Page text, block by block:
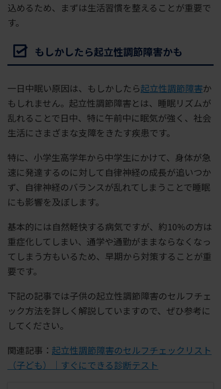
込めるため、まずは生活習慣を整えることが重要で
す。
もしかしたら起立性調節障害かも
一日中眠い原因は、もしかしたら起立性調節障害か
もしれません。起立性調節障害とは、睡眠リズムが
乱れることで日中、特に午前中に眠気が強く、社会
生活にさまざまな支障をきたす疾患です。
特に、小学生高学年から中学生にかけて、身体が急
速に発達するのに対して自律神経の成長が追いつか
ず、自律神経のバランスが乱れてしまうことで睡眠
にも影響を及ぼします。
基本的には自然軽快する病気ですが、約10%の方は
重症化してしまい、通学や通勤がままならなくなっ
てしまう方もいるため、早期から対策することが重
要です。
下記の記事では子供の起立性調節障害のセルフチェ
ック方法を詳しく解説していますので、ぜひ参考に
してください。
関連記事： 起立性調節障害のセルフチェックリスト
（子ども）｜すぐにできる診断テスト